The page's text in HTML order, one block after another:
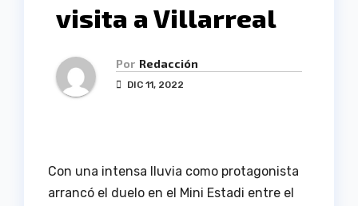
visita a Villarreal
Por Redacción
DIC 11, 2022
Con una intensa lluvia como protagonista
arrancó el duelo en el Mini Estadi entre el